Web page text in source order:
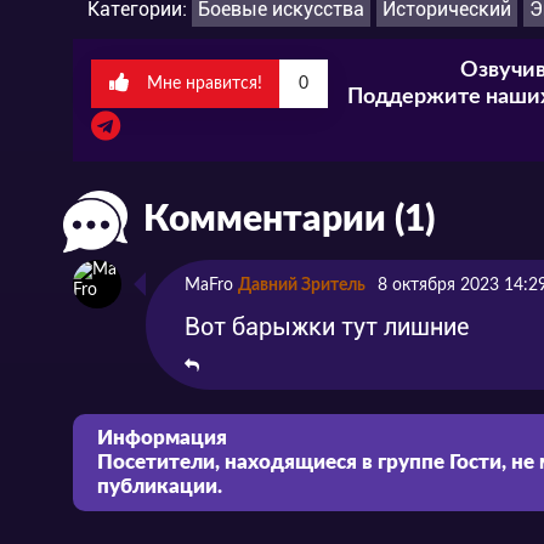
Категории: Боевые искусства Исторический
Мне нравится! 0
Поддержите
Комментарии (1)
MaFro Давний Зритель 8 октября 2023
Вот барыжки тут лишние
Информация
Посетители, находящиеся в группе Гости, не
публикации.